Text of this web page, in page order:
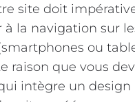
site doit
à la navigation sur
ou
raison que vous
intègre un design